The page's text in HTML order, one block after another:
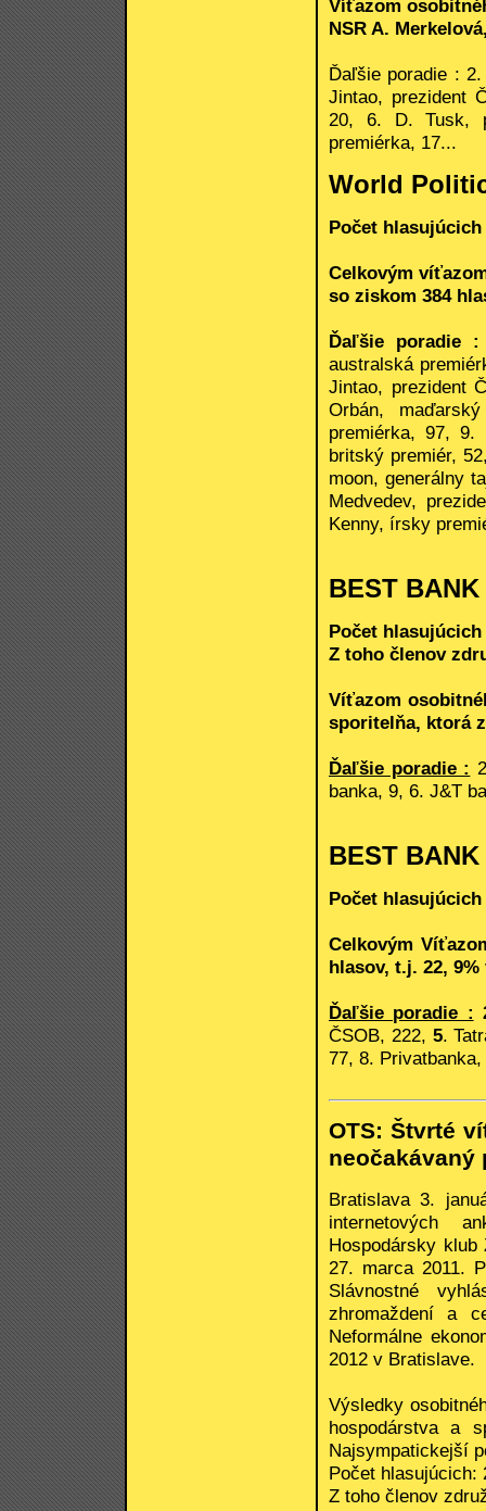
Víťazom
NSR A.
Ďaľšie poradie :
Jintao, prezident
20, 6. D. Tusk,
premiérka, 17...
World
Počet
Celkovým
so ziskom 384
Ďaľšie poradie :
australská
Jintao, prezident
Orbán,
premiérka, 97, 9.
britský premiér,
moon, generálny
Medvedev,
Kenny, írsky
BEST BANK
Počet
Z toho členov
Víťazom
sporitelňa, ktorá
Ďaľšie poradie :
banka, 9, 6. J&T
BEST BANK
Počet
Celkovým
hlasov, t.j. 22,
Ďaľšie poradie :
ČSOB, 222, 5.
77, 8.
OTS: Štvrté
neočakávaný
Bratislava 3.
internetových
Hospodársky
27. marca 2011.
Slávnostné
zhromaždení a
Neformálne
2012 v Bratislave.
Výsledky
hospodárstva a
Najsympatickejší
Počet hlasujúcich:
Z toho členov